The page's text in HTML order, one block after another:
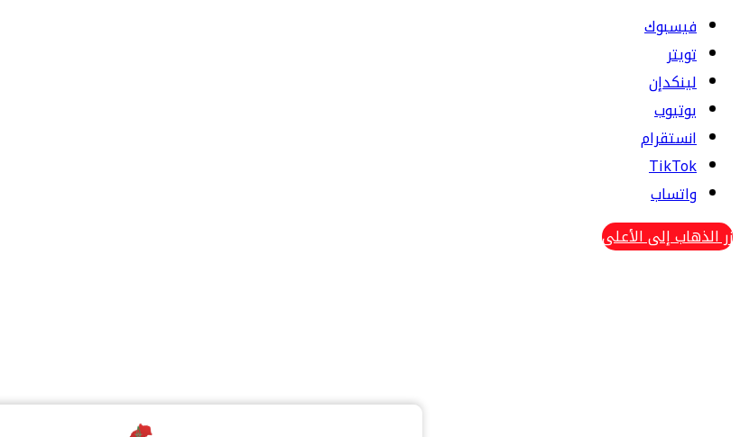
فيسبوك
تويتر
لينكدإن
يوتيوب
انستقرام
TikTok
واتساب
زر الذهاب إلى الأعلى